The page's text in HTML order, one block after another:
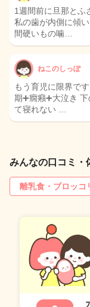
1週間前に旦那とふ
私の歯が内側に傾
間硬いもの噛…
ねこのしっぽ
もう育児に限界で
期➕癇癪➕大泣き
て寝れない …
みんなの口コミ・
離乳食・ブロッコ